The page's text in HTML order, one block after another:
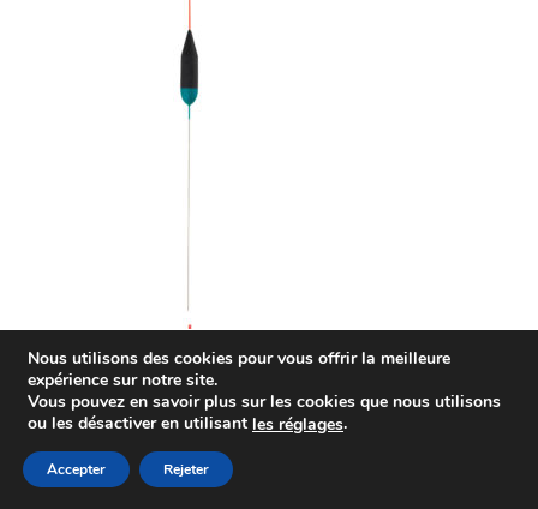
Nous utilisons des cookies pour vous offrir la meilleure
expérience sur notre site.
Vous pouvez en savoir plus sur les cookies que nous utilisons
ou les désactiver en utilisant les réglages.
Accepter Rejeter